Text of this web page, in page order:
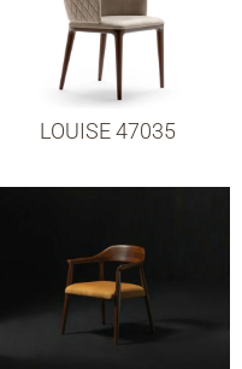
LOUISE 47035